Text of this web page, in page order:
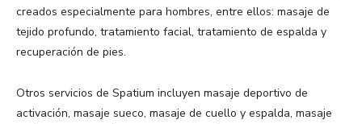
creados especialmente para hombres, entre ellos: masaje de
tejido profundo, tratamiento facial, tratamiento de espalda y
recuperación de pies.
Otros servicios de Spatium incluyen masaje deportivo de
activación, masaje sueco, masaje de cuello y espalda, masaje